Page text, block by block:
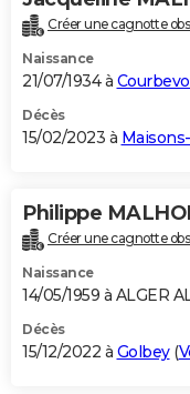
Créer une cagnotte
Naissance
21/07/1934 à
Décès
15/02/2023 à
Philippe
Créer une cagnotte
Naissance
14/05/1959 à ALGER
Décès
15/12/2022 à Golbey(